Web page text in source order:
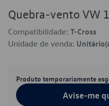
Quebra-vento VW
Compatibilidade: T-Cross
Unidade de venda:
Produto temporariamente
Avise-me